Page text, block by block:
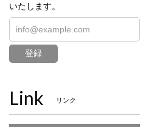
いたします。
登録
Link リンク